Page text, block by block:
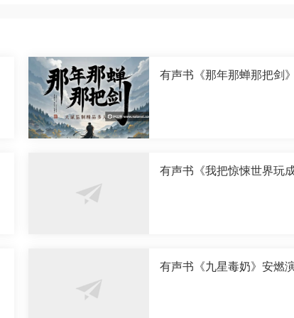
有声书《那年那蝉那把剑
有声书《我把惊悚世界玩
有声书《九星毒奶》安燃